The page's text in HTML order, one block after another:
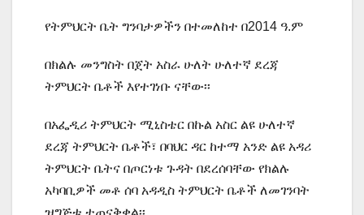
የትምህርት ቤት ግንባታዎችን በተመለከተ በ2014 ዓ.ም
በክልሉ መንግስት በጀት አስራ ሁለት ሁለተኛ ደረጃ
ትምህርት ቤቶች እየተገነቡ ናቸው፡፡
በአፌዲሪ ትምህርት ሚኒስቴር በኩል አስር ልዩ ሁለተኛ
ደረጃ ትምህርት ቤቶች፣ በባህር ዳር ከተማ አንድ ልዩ አዳሪ
ትምህርት ቤትና በጦርነቱ ጉዳት በደረሰባቸው የክልሉ
አካባቢዎች መቶ ሰባ አዳዲስ ትምህርት ቤቶች ለመገንባት
ዝግጅቱ ተጠናቅቋል፡፡